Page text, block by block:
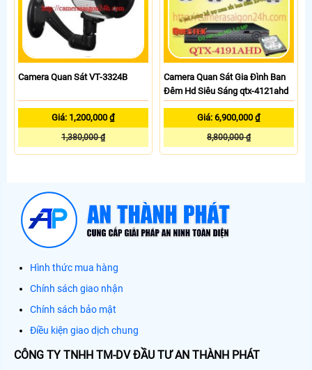
Camera Quan Sát VT-3324B
Giá: 1,200,000 ₫
1,380,000 ₫
Camera Quan Sát Gia Đình Ban
Đêm Hd Siêu Sáng qtx-4121ahd
Giá: 6,900,000 ₫
8,800,000 ₫
Hình thức mua hàng
Chính sách giao nhận
Chính sách bảo mật
Điều kiện giao dịch chung
CÔNG TY TNHH TM-DV ĐẦU TƯ AN THÀNH PHÁT